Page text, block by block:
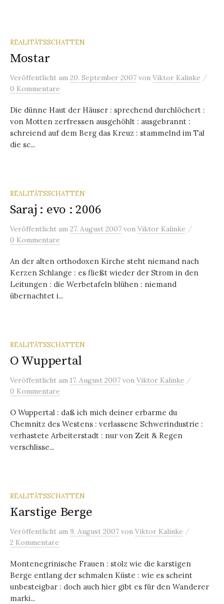
REALITÄTSSCHATTEN
Mostar
Veröffentlicht am 20. September 2007 von Viktor Kalinke /
0 Kommentare
Die dünne Haut der Häuser : sprechend durchlöchert :
von Motten zerfressen ausgehöhlt : ausgebrannt :
schreiend auf dem Berg das Kreuz : stammelnd im Tal
die sc...
REALITÄTSSCHATTEN
Saraj : evo : 2006
Veröffentlicht am 27. August 2007 von Viktor Kalinke /
0 Kommentare
An der alten orthodoxen Kirche steht niemand nach
Kerzen Schlange : es fließt wieder der Strom in den
Leitungen : die Werbetafeln blühen : niemand
übernachtet i...
REALITÄTSSCHATTEN
O Wuppertal
Veröffentlicht am 17. August 2007 von Viktor Kalinke /
0 Kommentare
O Wuppertal : daß ich mich deiner erbarme du
Chemnitz des Westens : verlassene Schwerindustrie :
verhastete Arbeiterstadt : nur von Zeit & Regen
verschlisse...
REALITÄTSSCHATTEN
Karstige Berge
Veröffentlicht am 9. August 2007 von Viktor Kalinke /
2 Kommentare
Montenegrinische Frauen : stolz wie die karstigen
Berge entlang der schmalen Küste : wie es scheint
unbesteigbar : doch auch hier gibt es für den Wanderer
marki...